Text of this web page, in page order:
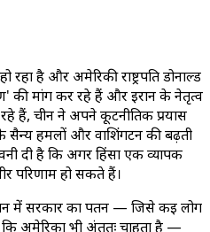
है और अमेरिकी राष्ट्रपति डोनाल्ड
की मांग कर रहे हैं और ईरान के नेतृत्व
हैं, चीन ने अपने कूटनीतिक प्रयास
हमलों और वाशिंगटन की बढ़ती
दी है कि अगर हिंसा एक व्यापक
परिणाम हो सकते हैं।
में सरकार का पतन — जिसे कई लोग
अमेरिका भी अंततः चाहता है —